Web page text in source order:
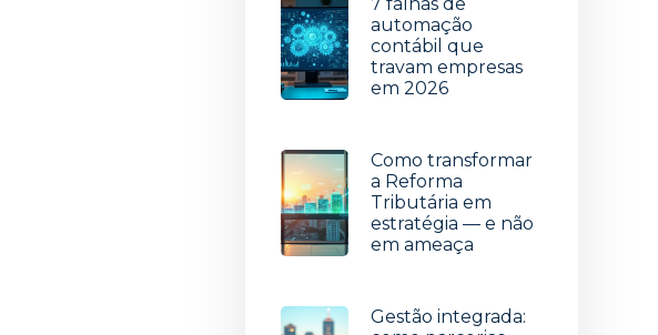
automação
contábil que
travam empresas
em 2026
Como transformar
a Reforma
Tributária em
estratégia — e não
em ameaça
Gestão integrada: